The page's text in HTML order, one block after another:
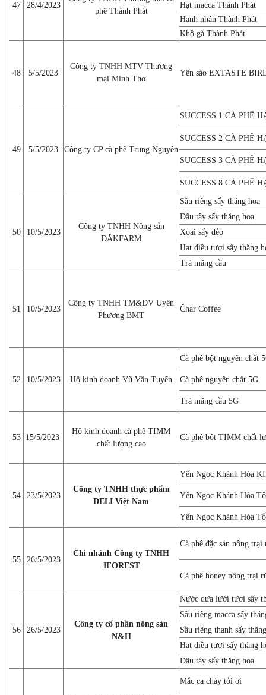
47 28/4/2023
phê Thành Phát
Hạt macca Thành Phát
Hạnh nhân Thành Phát
Khô gà Thành Phát
48 5/5/2023
Công ty TNHH MTV Thương
mại Minh Thơ
Yến sào EXTASTE
49 5/5/2023 Công ty CP cà phê Trung Nguyên
SUCCESS 1 CÀ PHÊ
SUCCESS 2 CÀ PHÊ
SUCCESS 3 CÀ PHÊ
SUCCESS 8 CÀ PHÊ
50 10/5/2023
Công ty TNHH Nông sản
ĐĂKFARM
Sầu riêng sấy thăng hoa
Dâu tây sấy thăng hoa
Xoài sấy dẻo
Hạt điều tươi sấy thăng
Trà mãng cầu
51 10/5/2023
Công ty TNHH TM&DV Uyên
Phương BMT
Čhar Coffee
52 10/5/2023 Hộ kinh doanh Vũ Văn Tuyến
Cà phê bột nguyên chất
Cà phê nguyên chất 5G
Trà mãng cầu 5G
53 15/5/2023
Hộ kinh doanh cà phê TIMM
chất lượng cao
Cà phê bột TIMM chất
54 23/5/2023
Công ty TNHH thực phẩm
DELI Việt Nam
Yến Ngọc Khánh Hòa
Yến Ngọc Khánh Hòa
Yến Ngọc Khánh Hòa
55 26/5/2023
Chi nhánh Công ty TNHH
IFOREST
Cà phê đặc sản nông trại
Cà phê honey nông trại
56 26/5/2023
Công ty cổ phần nông sản
N&H
Nước dưa lưới tươi sấy
Sầu riêng macca sấy
Sầu riêng thanh sấy
Hạt điều tươi sấy thăng
Dâu tây sấy thăng hoa
Mắc ca cháy tỏi ới